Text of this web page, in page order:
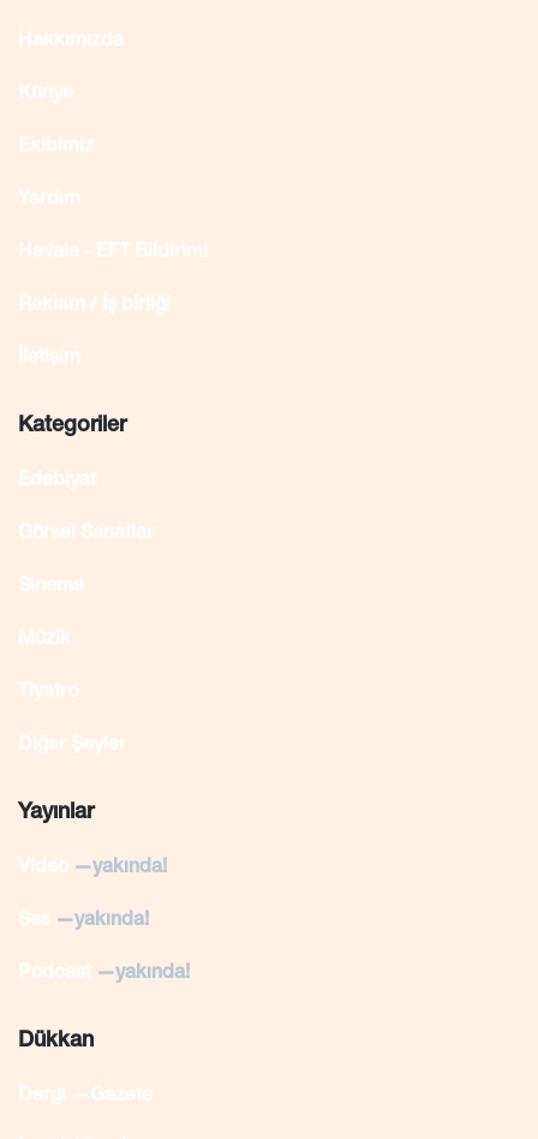
Hakkımızda
Künye
Ekibimiz
Yardım
Havale - EFT Bildirimi
Reklam / İş birliği
İletişim
Kategoriler
Edebiyat
Görsel Sanatlar
Sinema
Müzik
Tiyatro
Diğer Şeyler
Yayınlar
Video —yakında!
Ses —yakında!
Podcast —yakında!
Dükkan
Dergi —Gazete